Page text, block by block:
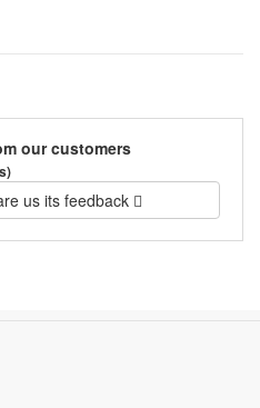
our customers
us its feedback